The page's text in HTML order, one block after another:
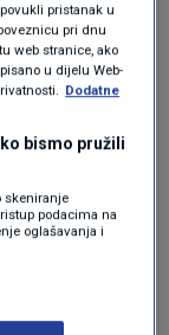
pristanak u
pri dnu
web stranice, ako
u dijelu Web-
Dodatne
bismo pružili
skeniranje
podacima na
oglašavanja i